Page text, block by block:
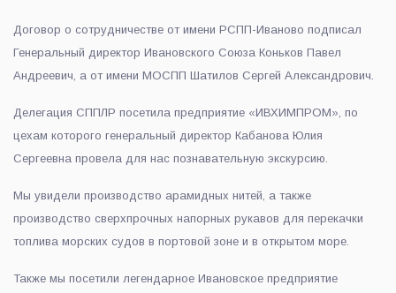
Договор о сотрудничестве от имени РСПП-Иваново подписал
Генеральный директор Ивановского Союза Коньков Павел
Андреевич, а от имени МОСПП Шатилов Сергей Александрович.
Делегация СППЛР посетила предприятие «ИВХИМПРОМ», по
цехам которого генеральный директор Кабанова Юлия
Сергеевна провела для нас познавательную экскурсию.
Мы увидели производство арамидных нитей, а также
производство сверхпрочных напорных рукавов для перекачки
топлива морских судов в портовой зоне и в открытом море.
Также мы посетили легендарное Ивановское предприятие